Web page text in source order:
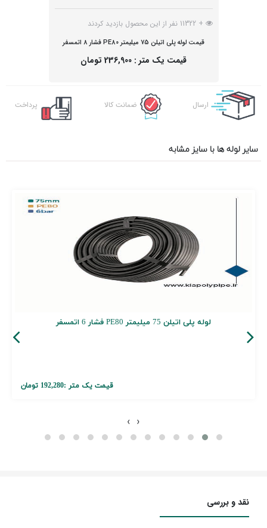
+ 11322 نفر از این محصول بازدید کردند
قیمت لوله پلی اتیلن 75 میلیمتر PE80 فشار 8 اتمسفر
قیمت یک متر : 236,900 تومان
ارسال ضمانت کالا پرداخت
سایر لوله ها با سایز مشابه
لوله پلی اتیلن 75 میلیمتر PE80 فشار 6 اتمسفر
قیمت یک متر :192,280 تومان
‹
›
نقد و بررسی